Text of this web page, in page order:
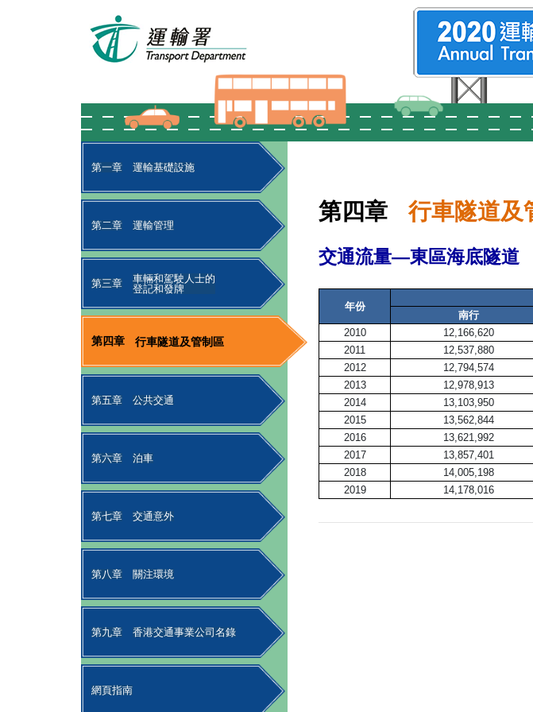
第一章 運輸基礎設施
第二章 運輸管理
第三章
車輛和駕駛人士的
登記和發牌
第四章 行車隧道及管制區
第五章 公共交通
第六章 泊車
第七章 交通意外
第八章 關注環境
第九章 香港交通事業公司名錄
網頁指南
第四章 行車隧道及
交通流量—東區海底隧道
年份
南行
2010
12,166,620
2011
12,537,880
2012
12,794,574
2013
12,978,913
2014
13,103,950
2015
13,562,844
2016
13,621,992
2017
13,857,401
2018
14,005,198
2019
14,178,016